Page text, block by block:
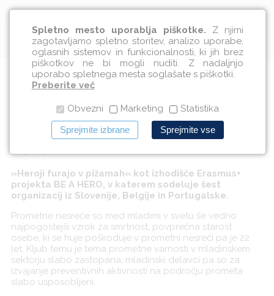
Slovenščina
BE A HERO prestopa našo
državno mejo
11.09.2019
»Heroji furajo v pižamah« kot izhodišče Erasmus+
projekta BE A HERO, v katerem sodeluje šest
organizacij iz Slovenije, Belgije in Portugalske.
Prometne nesreče so med mladimi v svetu še vedno
najpogostejši vzrok za smrtnost, povprečna starost
osebe, ki se huje poškoduje v prometni nesreči pa je 22
let. Kljub temu je tema prometne varnosti v mladinskem
sektorju slabo zastopana, mladinski delavci pa so za
izvajanje preventivnih aktivnosti na področju prometa
slabo usposobljeni.
Spletno mesto uporablja piškotke. Z njimi
zagotavljamo spletno storitev, analizo uporabe,
oglasnih sistemov in funkcionalnosti, ki jih brez
piškotkov ne bi mogli nuditi. Z nadaljnjo
uporabo spletnega mesta soglašate s piškotki.
Preberite več
Obvezni Marketing Statistika
Sprejmite izbrane Sprejmite vse